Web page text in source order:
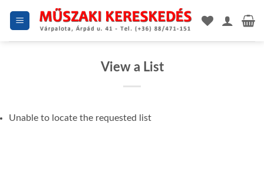
View a List
Unable to locate the requested list